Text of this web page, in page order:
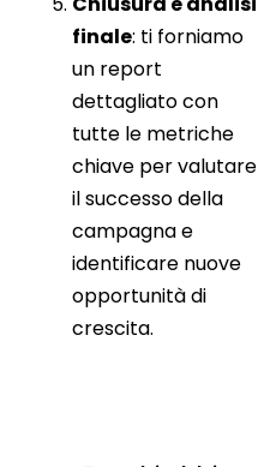
finale: ti forniamo
un report
dettagliato con
tutte le metriche
chiave per valutare
il successo della
campagna e
identificare nuove
opportunità di
crescita.